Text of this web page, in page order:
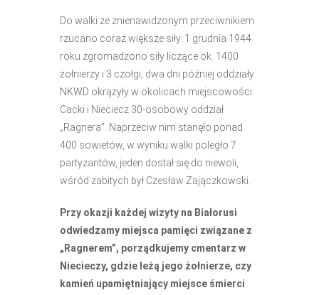
Do walki ze znienawidzonym przeciwnikiem
rzucano coraz większe siły. 1 grudnia 1944
roku zgromadzono siły liczące ok. 1400
żołnierzy i 3 czołgi, dwa dni później oddziały
NKWD okrążyły w okolicach miejscowości
Cacki i Nieciecz 30-osobowy oddział
„Ragnera”. Naprzeciw nim stanęło ponad
400 sowietów, w wyniku walki poległo 7
partyzantów, jeden dostał się do niewoli,
wśród zabitych był Czesław Zajączkowski.
Przy okazji każdej wizyty na Białorusi
odwiedzamy miejsca pamięci związane z
„Ragnerem”, porządkujemy cmentarz w
Niecieczy, gdzie leżą jego żołnierze, czy
kamień upamiętniający miejsce śmierci